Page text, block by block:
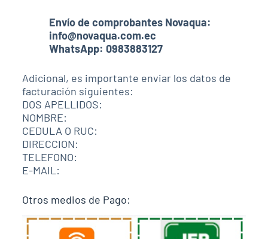
Envío de comprobantes Novaqua:
info@novaqua.com.ec
WhatsApp: 0983883127
Adicional, es importante enviar los datos de
facturación siguientes:
DOS APELLIDOS:
NOMBRE:
CEDULA O RUC:
DIRECCION:
TELEFONO:
E-MAIL:
Otros medios de Pago: